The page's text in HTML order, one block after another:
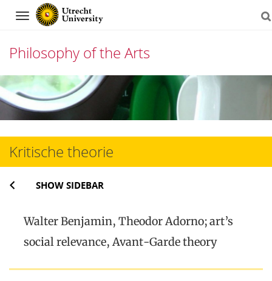
Navigation
Philosophy of the Arts
Skip
to
Kritische theorie
SHOW SIDEBAR
Walter Benjamin, Theodor Adorno; art’s
social relevance, Avant-Garde theory